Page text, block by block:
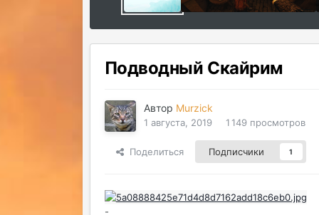
Подводный Скайрим
Автор Murzick
1 августа, 2019 1 149 просмотров
Поделиться Подписчики 1
-